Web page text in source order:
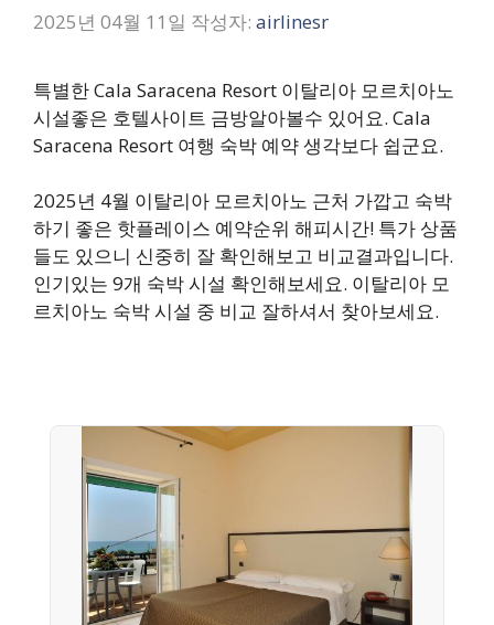
2025년 04월 11일 작성자: airlinesr
특별한 Cala Saracena Resort 이탈리아 모르치아노
시설좋은 호텔사이트 금방알아볼수 있어요. Cala
Saracena Resort 여행 숙박 예약 생각보다 쉽군요.
2025년 4월 이탈리아 모르치아노 근처 가깝고 숙박
하기 좋은 핫플레이스 예약순위 해피시간! 특가 상품
들도 있으니 신중히 잘 확인해보고 비교결과입니다.
인기있는 9개 숙박 시설 확인해보세요. 이탈리아 모
르치아노 숙박 시설 중 비교 잘하셔서 찾아보세요.